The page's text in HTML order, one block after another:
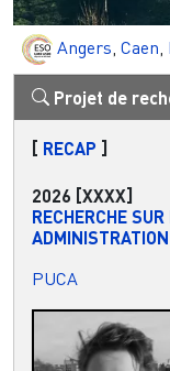
Angers Caen
Projet de
[ RECAP ]
2026 [XXXX]
RECHERCHE
PUCA